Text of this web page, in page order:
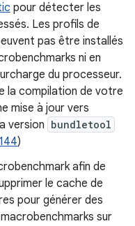
pour détecter les
Les profils de
pas être installés
ni en
du processeur.
la compilation de votre
mise à jour vers
version bundletool
)
afin de
le cache de
pour générer des
sur